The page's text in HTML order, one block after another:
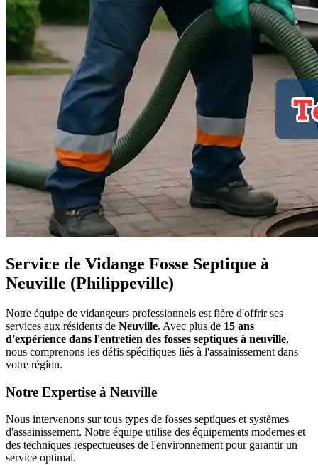
Service de Vidange Fosse Septique à
Neuville (Philippeville)
Notre équipe de vidangeurs professionnels est fière d'offrir ses
services aux résidents de Neuville. Avec plus de 15 ans
d'expérience dans l'entretien des fosses septiques à neuville,
nous comprenons les défis spécifiques liés à l'assainissement dans
votre région.
Notre Expertise à Neuville
Nous intervenons sur tous types de fosses septiques et systèmes
d'assainissement. Notre équipe utilise des équipements modernes et
des techniques respectueuses de l'environnement pour garantir un
service optimal.